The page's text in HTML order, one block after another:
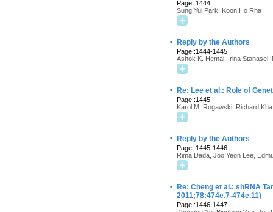
Page :1444
Sung Yul Park, Koon Ho Rha
· Reply by the Authors
Page :1444-1445
Ashok K. Hemal, Irina Stanasel,
· Re: Lee et al.: Role of
Page :1445
Karol M. Rogawski, Richard
· Reply by the Authors
Page :1445-1446
Rima Dada, Joo Yeon Lee,
·
Re: Cheng et al.: shRNA
2011;78:474e.7-474e.11)
Page :1446-1447